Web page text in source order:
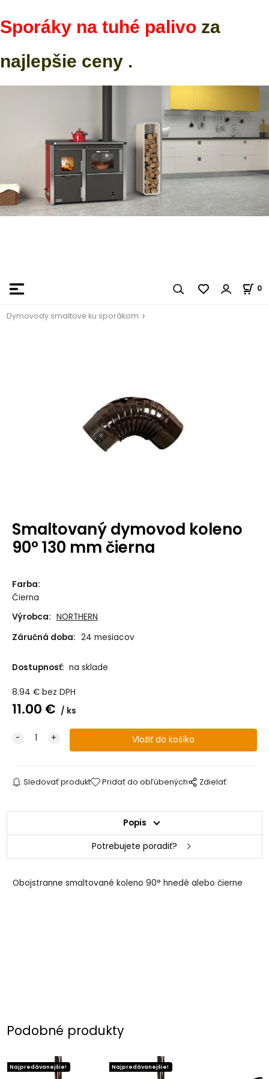
Sporáky na tuhé palivo za
najlepšie ceny .
0
Dymovody smaltové ku sporákom
Smaltovaný dymovod koleno
90° 130 mm čierna
Farba:
Čierna
Výrobca: NORTHERN
Záručná doba: 24 mesiacov
Dostupnosť: na sklade
8.94 € bez DPH
11.00 € ks
Sledovať produkt Pridať do obľúbených Zdielať
Popis
Potrebujete poradiť?
Obojstranne smaltované koleno 90° hnedé alebo čierne
Podobné produkty
Najpredávanejšie! Najpredávanejšie!